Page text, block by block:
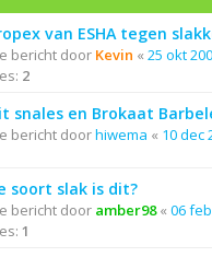
van ESHA tegen
bericht door Kevin « 25 okt
2
snales en Brokaat
bericht doorhiwema « 10 dec
soort slak is dit?
bericht door amber98« 06
1